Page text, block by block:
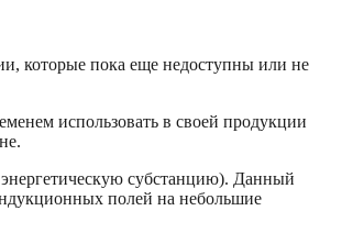
которые пока еще недоступны или не
использовать в своей продукции
субстанцию). Данный
полей на небольшие